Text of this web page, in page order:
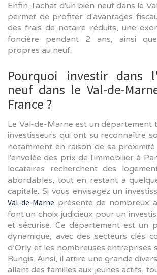
Enfin, l'achat d'un bien neuf dans le
permet de profiter d'avantages
des frais de notaire réduits, une
foncière pendant 2 ans, ainsi
propres au neuf.
Pourquoi investir dans
neuf dans le Val-de-
France ?
Le Val-de-Marne est un département
investisseurs qui ont su reconnaître
notamment en raison de sa proximité
l'envolée des prix de l'immobilier à
locataires recherchent des
abordables, tout en restant à
capitale. Si vous envisagez un
Val-de-Marne présente de nombreux
font un choix judicieux pour un
et sécurisé. Ce département est un
dynamique, avec des secteurs clés
d’Orly et les nombreuses entreprises
Rungis. Ainsi, il attire une grande
allant des familles aux jeunes actifs,